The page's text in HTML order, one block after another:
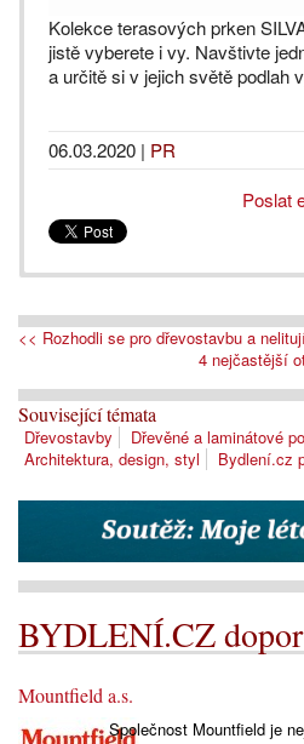
Kolekce terasových prken
jistě vyberete i vy. Navštivte
a určitě si v jejich světě podlah
06.03.2020 | PR
Poslat
<< Rozhodli se pro dřevostavbu a
4 nejčastější
Související témata
Dřevostavby Dřevěné a laminátové
Architektura, design, styl
Bydlení.cz
BYDLENÍ.CZ
Mountfield a.s.
Společnost Mountfield je